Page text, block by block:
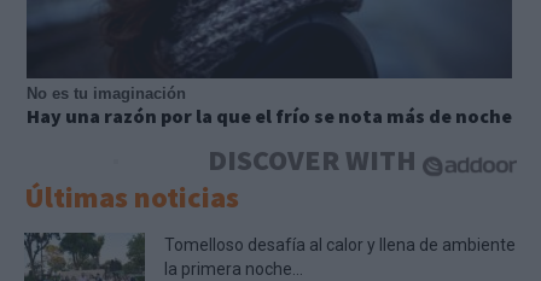
No es tu imaginación
Hay una razón por la que el frío se nota más de noche
DISCOVER WITH
Últimas noticias
Tomelloso desafía al calor y llena de ambiente
la primera noche...